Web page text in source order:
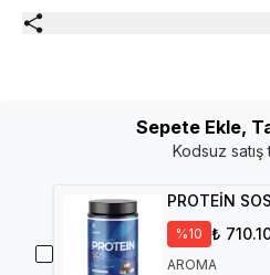
Sepete Ekle,
Kodsuz satış
PROTEİN SOS
%10 ₺
AROMA